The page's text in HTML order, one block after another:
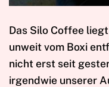
Das Silo Coffee
unweit vom Boxi
nicht erst seit
irgendwie unserer